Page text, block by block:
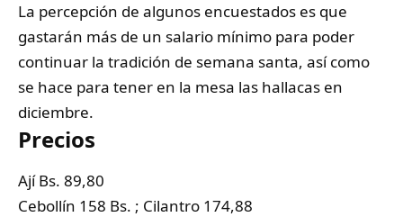
La percepción de algunos encuestados es que
gastarán más de un salario mínimo para poder
continuar la tradición de semana santa, así como
se hace para tener en la mesa las hallacas en
diciembre.
Precios
Ají Bs. 89,80
Cebollín 158 Bs. ; Cilantro 174,88